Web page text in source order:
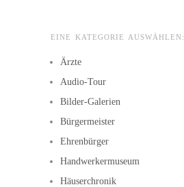
EINE KATEGORIE AUSWÄHLEN:
Ärzte
Audio-Tour
Bilder-Galerien
Bürgermeister
Ehrenbürger
Handwerkermuseum
Häuserchronik